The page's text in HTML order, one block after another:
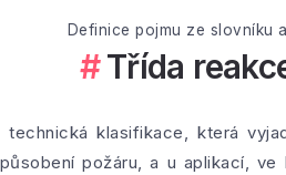
Definice pojmu ze slovníku
Třída
technická klasifikace, která
požáru, a u aplikací, ve